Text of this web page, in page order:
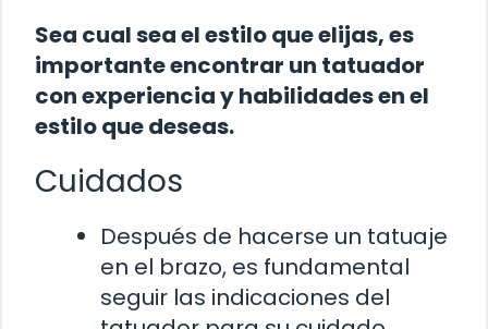
Sea cual sea el estilo que elijas, es
importante encontrar un tatuador
con experiencia y habilidades en el
estilo que deseas.
Cuidados
Después de hacerse un tatuaje
en el brazo, es fundamental
seguir las indicaciones del